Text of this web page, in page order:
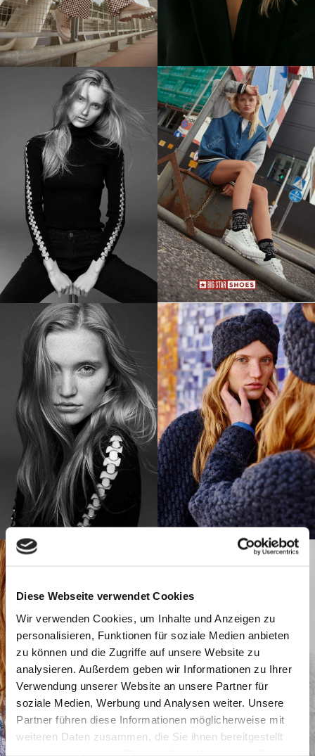
Diese Webseite verwendet Cookies
Wir verwenden Cookies, um Inhalte und Anzeigen zu
personalisieren, Funktionen für soziale Medien anbieten
zu können und die Zugriffe auf unsere Website zu
analysieren. Außerdem geben wir Informationen zu Ihrer
Verwendung unserer Website an unsere Partner für
soziale Medien, Werbung und Analysen weiter. Unsere
Partner führen diese Informationen möglicherweise mit
weiteren Daten zusammen, die Sie ihnen bereitgestellt